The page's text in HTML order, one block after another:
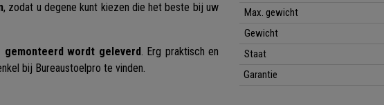
, zodat u degene kunt kiezen die het beste bij uw
gemonteerd wordt geleverd. Erg praktisch en
bij Bureaustoelpro te vinden.
Max. gewicht
Gewicht
Staat
Garantie